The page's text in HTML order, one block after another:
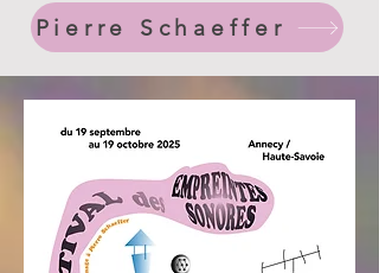
Pierre Schaeffer